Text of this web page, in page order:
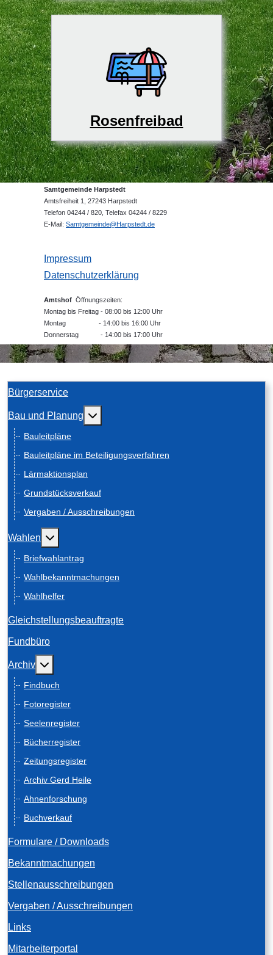
Rosenfreibad
Samtgemeinde Harpstedt
Amtsfreiheit 1, 27243 Harpstedt
Telefon 04244 / 820, Telefax 04244 / 8229
E-Mail: Samtgemeinde@Harpstedt.de
Impressum
Datenschutzerklärung
Amtshof Öffnungszeiten:
Montag bis Freitag - 08:00 bis 12:00 Uhr
Montag - 14:00 bis 16:00 Uhr
Donnerstag - 14:00 bis 17:00 Uhr
Bürgerservice
Bau und Planung Weitere Informationen: Bau und Planung
Bauleitpläne
Bauleitpläne im Beteiligungsverfahren
Lärmaktionsplan
Grundstücksverkauf
Vergaben / Ausschreibungen
Wahlen Weitere Informationen: Wahlen
Briefwahlantrag
Wahlbekanntmachungen
Wahlhelfer
Gleichstellungsbeauftragte
Fundbüro
Archiv Weitere Informationen: Archiv
Findbuch
Fotoregister
Seelenregister
Bücherregister
Zeitungsregister
Archiv Gerd Heile
Ahnenforschung
Buchverkauf
Formulare / Downloads
Bekanntmachungen
Stellenausschreibungen
Vergaben / Ausschreibungen
Links
Mitarbeiterportal